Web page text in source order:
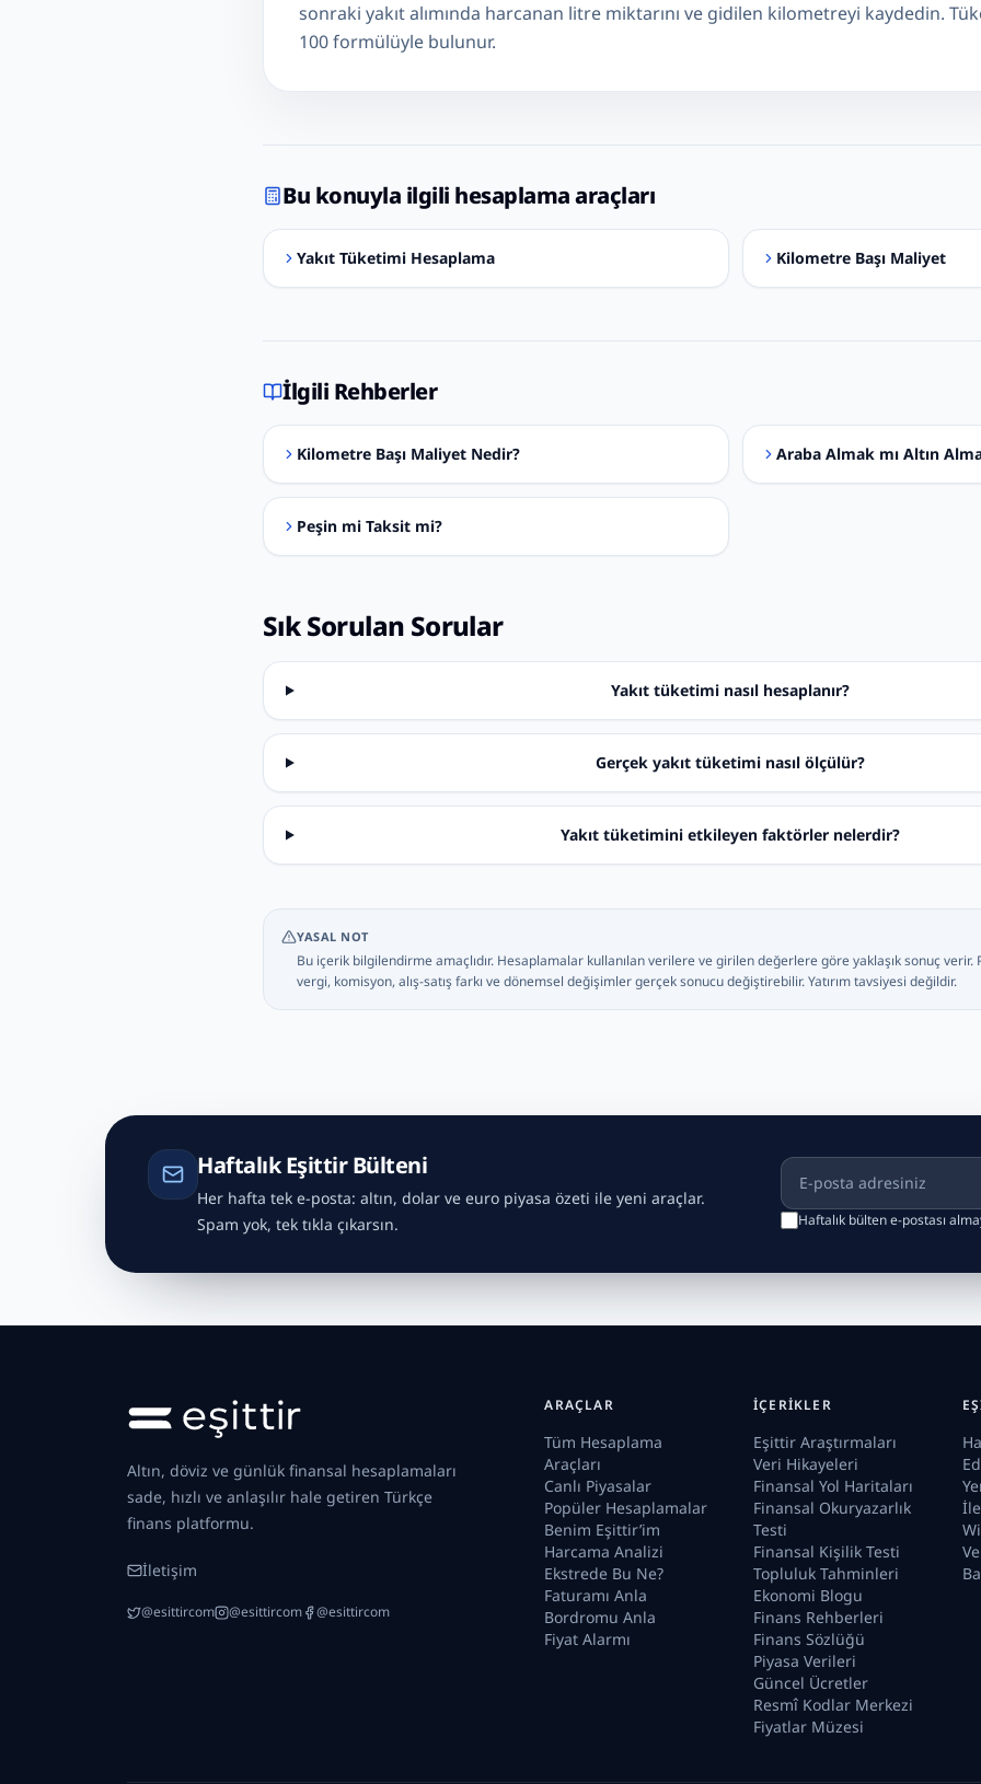
sonraki yakıt alımında harcanan litre miktarını ve gidilen kilometreyi kaydedin.
100 formülüyle bulunur.
Bu konuyla ilgili hesaplama araçları
Yakıt Tüketimi Hesaplama Kilometre Başı Maliyet
İlgili Rehberler
Kilometre Başı Maliyet Nedir? Araba Almak mı Altın
Peşin mi Taksit mi?
Sık Sorulan Sorular
Yakıt tüketimi nasıl hesaplanır?
Gerçek yakıt tüketimi nasıl ölçülür?
Yakıt tüketimini etkileyen faktörler nelerdir?
YASAL NOT
Bu içerik bilgilendirme amaçlıdır. Hesaplamalar kullanılan verilere ve girilen değerlere göre yaklaşık sonuç verir.
vergi, komisyon, alış-satış farkı ve dönemsel değişimler gerçek sonucu değiştirebilir. Yatırım tavsiyesi değildir.
Haftalık Eşittir Bülteni
Her hafta tek e-posta: altın, dolar ve euro piyasa özeti ile yeni araçlar.
Spam yok, tek tıkla çıkarsın.
E-posta adresiniz
Haftalık bülten e-postası
Altın, döviz ve günlük finansal hesaplamaları
sade, hızlı ve anlaşılır hale getiren Türkçe
finans platformu.
İletişim
@esittircom @esittircom @esittircom
ARAÇLAR
Tüm Hesaplama
Araçları
Canlı Piyasalar
Popüler Hesaplamalar
Benim Eşittir’im
Harcama Analizi
Ekstrede Bu Ne?
Faturamı Anla
Bordromu Anla
Fiyat Alarmı
İÇERIKLER
Eşittir Araştırmaları
Veri Hikayeleri
Finansal Yol Haritaları
Finansal Okuryazarlık
Testi
Finansal Kişilik Testi
Topluluk Tahminleri
Ekonomi Blogu
Finans Rehberleri
Finans Sözlüğü
Piyasa Verileri
Güncel Ücretler
Resmî Kodlar Merkezi
Fiyatlar Müzesi